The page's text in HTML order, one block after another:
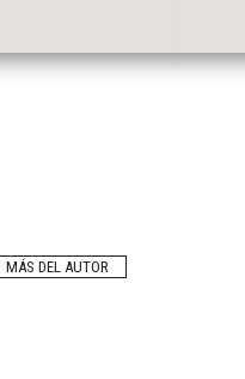
MÁS DEL AUTOR